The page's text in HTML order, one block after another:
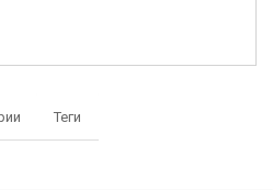
Теги